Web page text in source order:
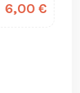
6,00 €